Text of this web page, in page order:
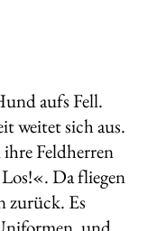
aufs Fell.
weitet sich aus.
Feldherren
Da fliegen
zurück. Es